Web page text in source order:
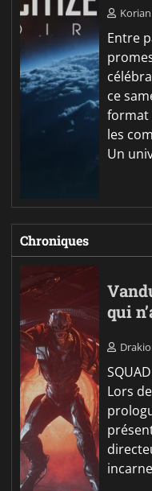
Entre
ce
format
les
Un
Chroniques
qui
Lors